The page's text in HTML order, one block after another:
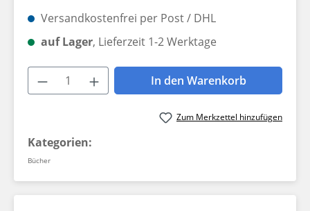
Versandkostenfrei per Post / DHL
auf Lager, Lieferzeit 1-2 Werktage
Produkt Anzahl: Gib den
In den Warenkorb
Zum Merkzettel hinzufügen
Kategorien:
Bücher